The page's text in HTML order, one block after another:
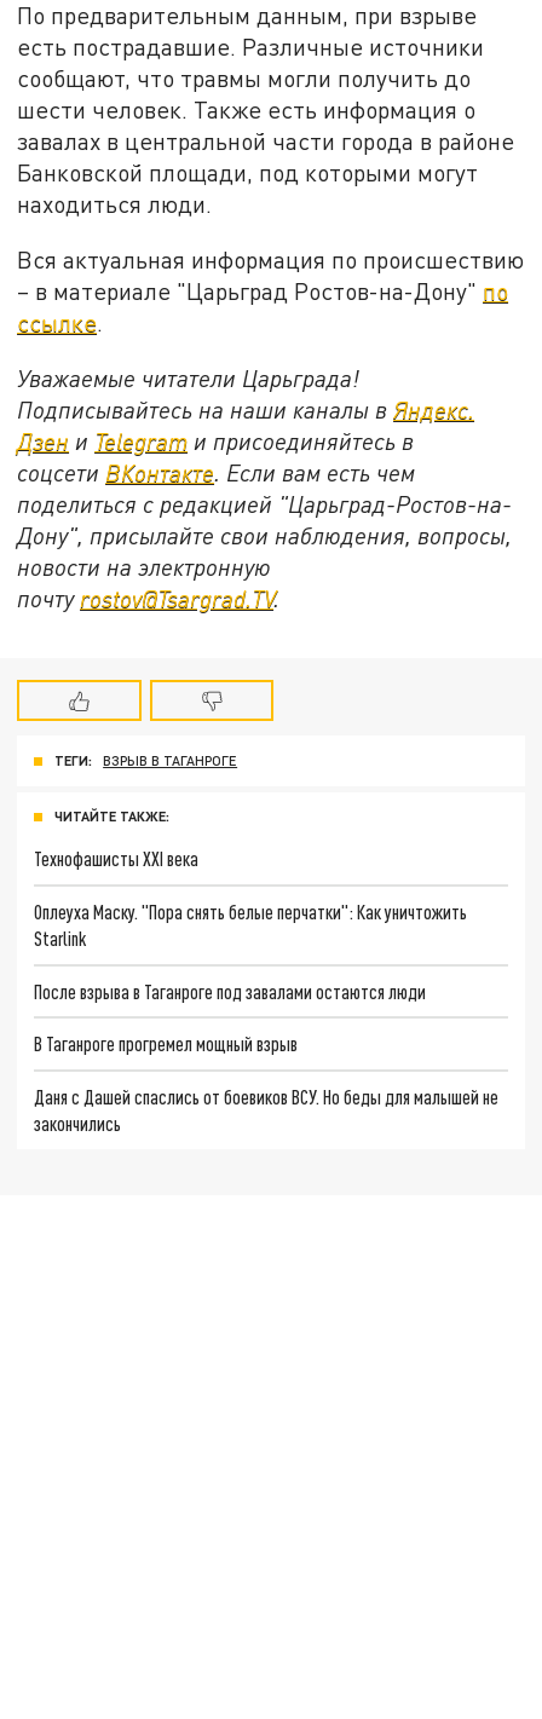
По предварительным данным, при взрыве
есть пострадавшие. Различные источники
сообщают, что травмы могли получить до
шести человек. Также есть информация о
завалах в центральной части города в районе
Банковской площади, под которыми могут
находиться люди.
Вся актуальная информация по происшествию
– в материале "Царьград Ростов-на-Дону" по
ссылке.
Уважаемые читатели Царьграда!
Подписывайтесь на наши каналы вЯндекс.
Дзен и Telegram и присоединяйтесь в
соцсети ВКонтакте. Если вам есть чем
поделиться с редакцией "Царьград-Ростов-на-
Дону", присылайте свои наблюдения, вопросы,
новости на электронную
почту rostov@Tsargrad.ТV.
ТЕГИ: ВЗРЫВ В ТАГАНРОГЕ
ЧИТАЙТЕ ТАКЖЕ:
Технофашисты XXI века
Оплеуха Маску. "Пора снять белые перчатки": Как уничтожить
Starlink
После взрыва в Таганроге под завалами остаются люди
В Таганроге прогремел мощный взрыв
Даня с Дашей спаслись от боевиков ВСУ. Но беды для малышей не
закончились